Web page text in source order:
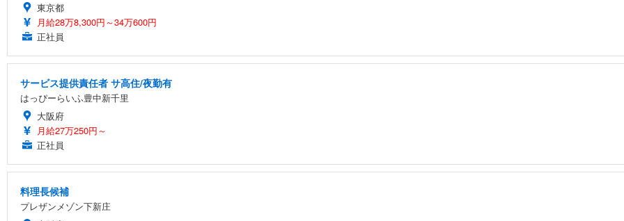
東京都
月給28万8,300円～34万600円
正社員
サービス提供責任者 サ高住/夜勤有
はっぴーらいふ豊中新千里
大阪府
月給27万250円～
正社員
料理長候補
プレザンメゾン下新庄